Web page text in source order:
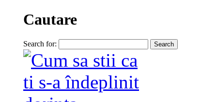
Cautare
Search for: